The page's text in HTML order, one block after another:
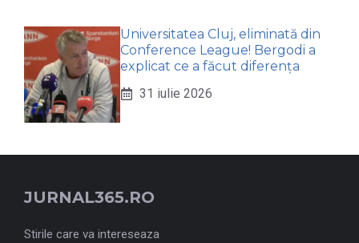
Universitatea Cluj, eliminată din
Conference League! Bergodi a
explicat ce a făcut diferența
31 iulie 2026
JURNAL365.RO
Stirile care va intereseaza